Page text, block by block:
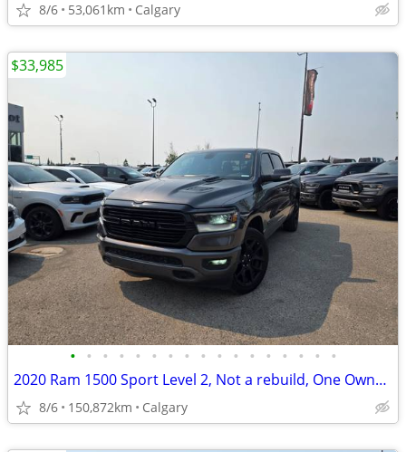
8/6 53,061km Calgary
• • • • • • • • • • • • • • • • •
2020 Ram 1500 Sport Level 2, Not a rebuild, One Owner, Local #260609A
8/6 150,872km Calgary
$33,985